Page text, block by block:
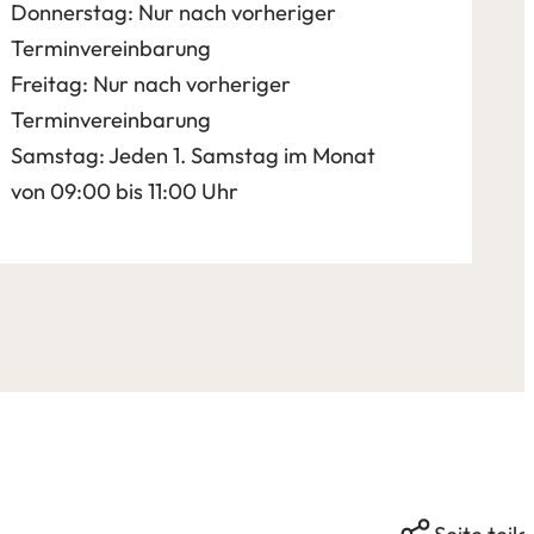
Donnerstag: Nur nach vorheriger
Terminvereinbarung
Freitag: Nur nach vorheriger
Terminvereinbarung
Samstag: Jeden 1. Samstag im Monat
von 09:00 bis 11:00 Uhr